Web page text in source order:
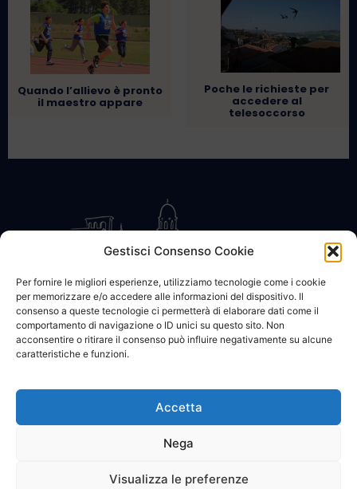
Gestisci Consenso Cookie
Per fornire le migliori esperienze, utilizziamo tecnologie come i cookie
per memorizzare e/o accedere alle informazioni del dispositivo. Il
consenso a queste tecnologie ci permetterà di elaborare dati come il
comportamento di navigazione o ID unici su questo sito. Non
acconsentire o ritirare il consenso può influire negativamente su alcune
caratteristiche e funzioni.
Accetta
Nega
Visualizza le preferenze
Quando l’allievo è pronto
il maestro appare
Poche le richieste per
accedere al
telesoccorso
CONTATTACI COOKIE POLICY PRIVACY
© 2002 - 2026 SanBartolomeo.info :::: powered by Go Web snc |